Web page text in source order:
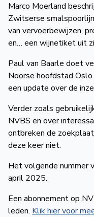
NVBS
Marco Moerland
Zwitserse
van vervoerbewijzen,
en… een wijnetiket uit
Paul van Baarle doet
Noorse hoofdstad
een update over de
Verder zoals
NVBS en over
ont­breken de
deze keer niet.
Het volgende nummer
april 2025.
Een abonnement op
leden. Klik hier voor